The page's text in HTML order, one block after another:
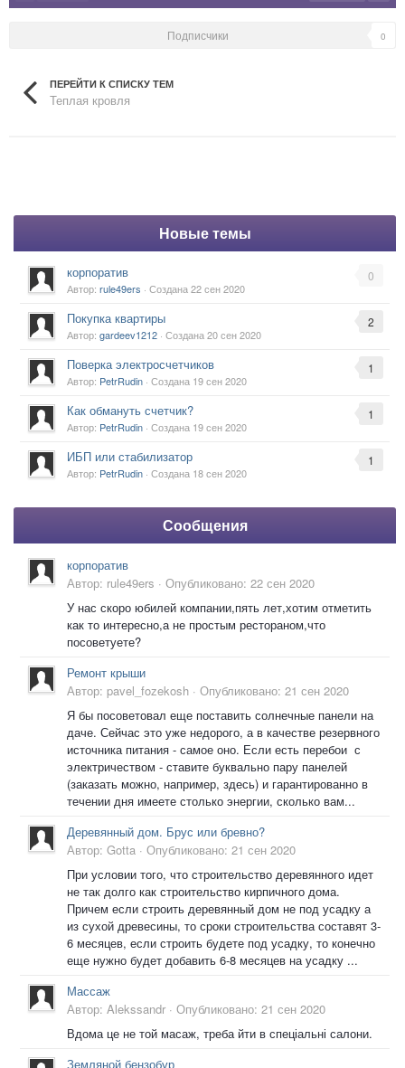
Подписчики 0
ПЕРЕЙТИ К СПИСКУ ТЕМ
Теплая кровля
Новые темы
0
корпоратив
Автор: rule49ers · Создана22 сен 2020
2
Покупка квартиры
Автор: gardeev1212 · Создана20 сен 2020
1
Поверка электросчетчиков
Автор: PetrRudin · Создана 19 сен 2020
1
Как обмануть счетчик?
Автор: PetrRudin · Создана 19 сен 2020
1
ИБП или стабилизатор
Автор: PetrRudin · Создана 18 сен 2020
Сообщения
корпоратив
Автор: rule49ers · Опубликовано: 22 сен 2020
У нас скоро юбилей компании,пять лет,хотим отметить
как то интересно,а не простым рестораном,что
посоветуете?
Ремонт крыши
Автор: pavel_fozekosh · Опубликовано: 21 сен 2020
Я бы посоветовал еще поставить солнечные панели на
даче. Сейчас это уже недорого, а в качестве резервного
источника питания - самое оно. Если есть перебои с
электричеством - ставите буквально пару панелей
(заказать можно, например, здесь) и гарантированно в
течении дня имеете столько энергии, сколько вам...
Деревянный дом. Брус или бревно?
Автор: Gotta · Опубликовано: 21 сен 2020
При условии того, что строительство деревянного идет
не так долго как строительство кирпичного дома.
Причем если строить деревянный дом не под усадку а
из сухой древесины, то сроки строительства составят 3-
6 месяцев, если строить будете под усадку, то конечно
еще нужно будет добавить 6-8 месяцев на усадку ...
Массаж
Автор: Alekssandr · Опубликовано: 21 сен 2020
Вдома це не той масаж, треба йти в спеціальні салони.
Земляной бензобур